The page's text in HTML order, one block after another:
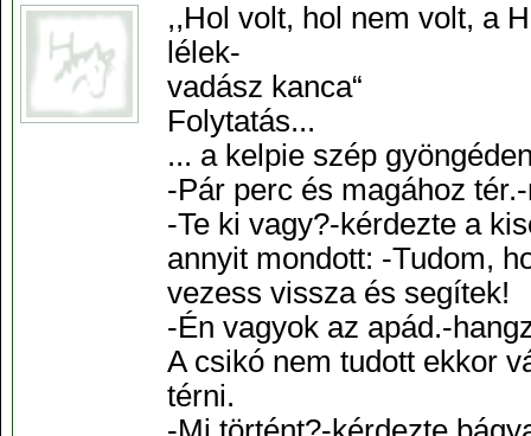
,,Hol volt, hol nem volt, a
lélek-
vadász kanca“
Folytatás...
... a kelpie szép
-Pár perc és magához
-Te ki vagy?-kérdezte a
annyit mondott: -Tudom,
vezess vissza és segítek!
-Én vagyok az apád.-
A csikó nem tudott ekkor
térni.